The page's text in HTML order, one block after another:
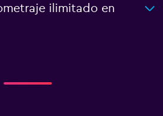
ilimitado en